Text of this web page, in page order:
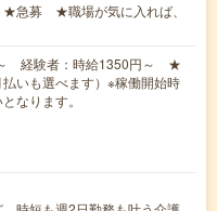
急募 ★職場が気に入れば、
経験者：時給1350円～ ★
いも選べます）※稼働開始時
なります。